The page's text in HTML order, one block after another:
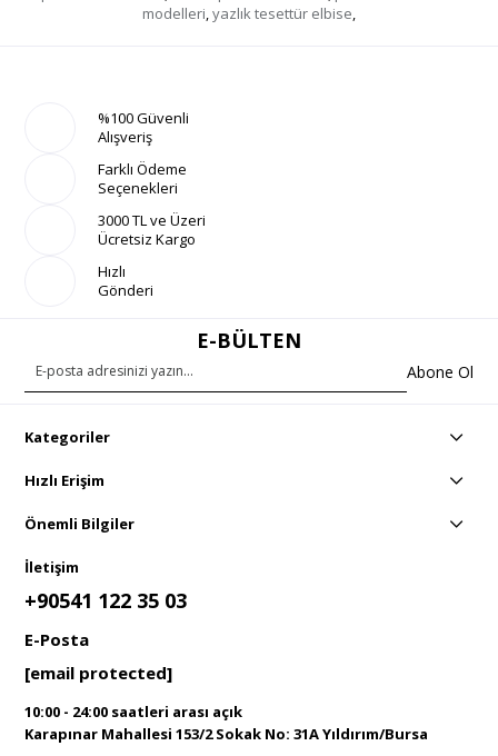
modelleri,yazlık tesettür elbise,
%100 Güvenli
Alışveriş
Farklı Ödeme
Seçenekleri
3000 TL ve Üzeri
Ücretsiz Kargo
Hızlı
Gönderi
E-BÜLTEN
Abone Ol
Kategoriler
Hızlı Erişim
Önemli Bilgiler
İletişim
+90541 122 35 03
E-Posta
[email protected]
10:00 - 24:00 saatleri arası açık
Karapınar Mahallesi 153/2 Sokak No: 31A Yıldırım/Bursa